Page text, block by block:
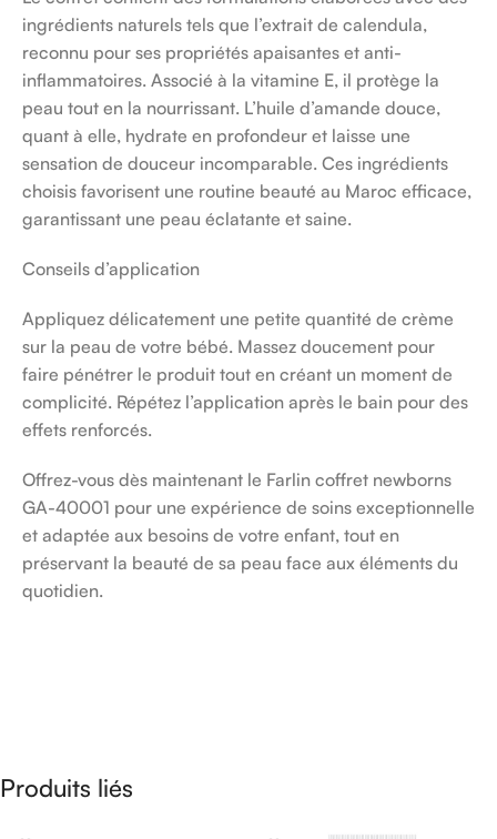
ingrédients naturels tels que l’extrait de calendula,
reconnu pour ses propriétés apaisantes et anti-
inflammatoires. Associé à la vitamine E, il protège la
peau tout en la nourrissant. L’huile d’amande douce,
quant à elle, hydrate en profondeur et laisse une
sensation de douceur incomparable. Ces ingrédients
choisis favorisent une routine beauté au Maroc efficace,
garantissant une peau éclatante et saine.
Conseils d’application
Appliquez délicatement une petite quantité de crème
sur la peau de votre bébé. Massez doucement pour
faire pénétrer le produit tout en créant un moment de
complicité. Répétez l’application après le bain pour des
effets renforcés.
Offrez-vous dès maintenant le Farlin coffret newborns
GA-40001 pour une expérience de soins exceptionnelle
et adaptée aux besoins de votre enfant, tout en
préservant la beauté de sa peau face aux éléments du
quotidien.
Produits liés